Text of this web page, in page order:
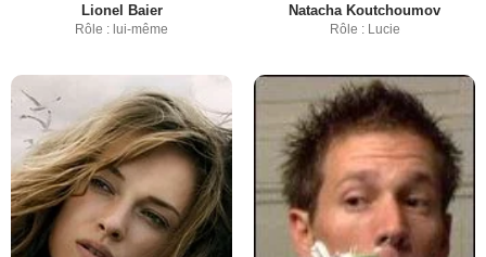
Lionel Baier
Rôle : lui-même
Natacha Koutchoumov
Rôle : Lucie